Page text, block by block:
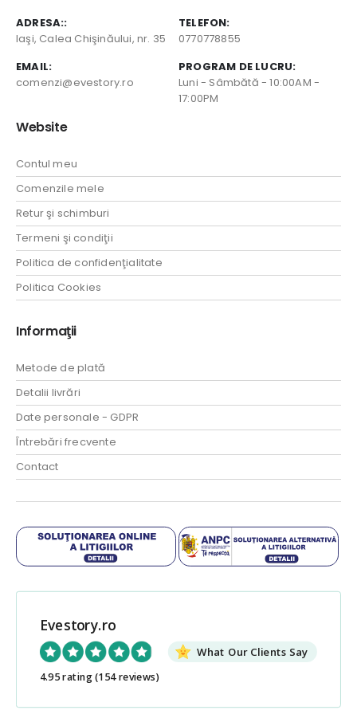
ADRESA::
Iaşi, Calea Chişinăului, nr. 35
TELEFON:
0770778855
EMAIL:
comenzi@evestory.ro
PROGRAM DE LUCRU:
Luni - Sâmbătă - 10:00AM -
17:00PM
Website
Contul meu
Comenzile mele
Retur şi schimburi
Termeni şi condiţii
Politica de confidenţialitate
Politica Cookies
Informaţii
Metode de plată
Detalii livrări
Date personale - GDPR
Întrebări frecvente
Contact
Evestory.ro
What Our Clients Say
4.95 rating(154 reviews)